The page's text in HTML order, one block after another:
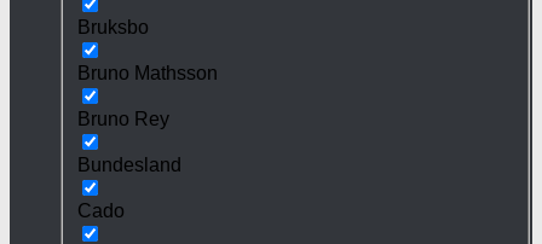
Bruksbo
Bruno Mathsson
Bruno Rey
Bundesland
Cado